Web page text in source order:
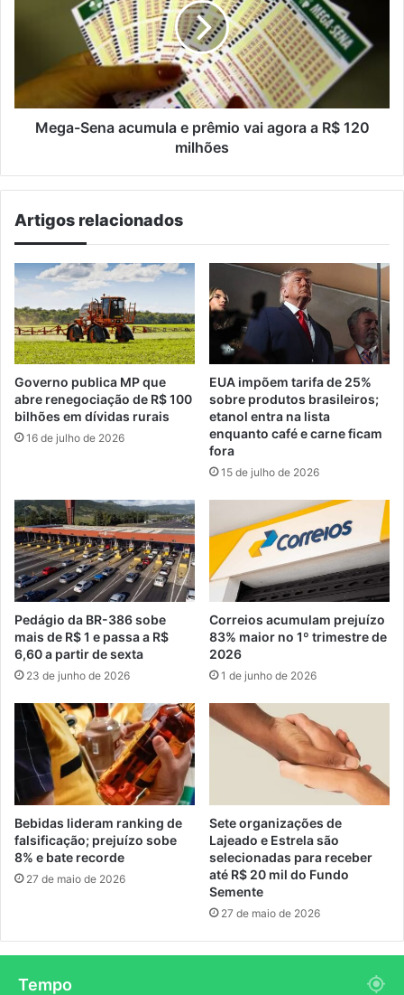
a
R$
Mega-Sena acumula e prêmio vai agora a R$ 120
milhões
Artigos relacionados
Governo publica MP que
abre renegociação de R$ 100
bilhões em dívidas rurais
16 de julho de 2026
EUA impõem tarifa de 25%
sobre produtos brasileiros;
etanol entra na lista
enquanto café e carne ficam
fora
15 de julho de 2026
Pedágio da BR-386 sobe
mais de R$ 1 e passa a R$
6,60 a partir de sexta
23 de junho de 2026
Correios acumulam prejuízo
83% maior no 1º trimestre de
2026
1 de junho de 2026
Bebidas lideram ranking de
falsificação; prejuízo sobe
8% e bate recorde
27 de maio de 2026
Sete organizações de
Lajeado e Estrela são
selecionadas para receber
até R$ 20 mil do Fundo
Semente
27 de maio de 2026
Tempo